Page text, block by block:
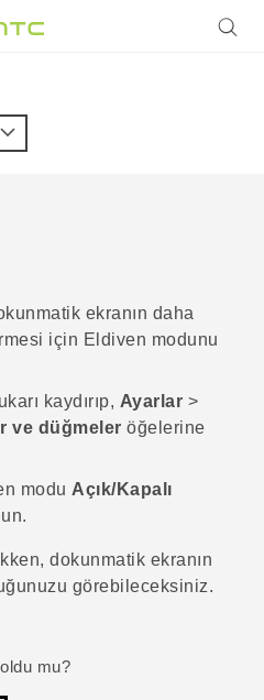
ekranın daha
için Eldiven modunu
kaydırıp, Ayarlar >
ve düğmeler öğelerine
modu Açık/Kapalı
dokunmatik ekranın
görebileceksiniz.
mu?